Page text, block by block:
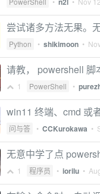
尝试诸多方法无果。
Python • shikimoon •
请教， powershell 脚
1 PowerShell •
win11 终端、cmd 或
问与答 • CCKurokawa •
无意中学了点
1 程序员 • iorilu •